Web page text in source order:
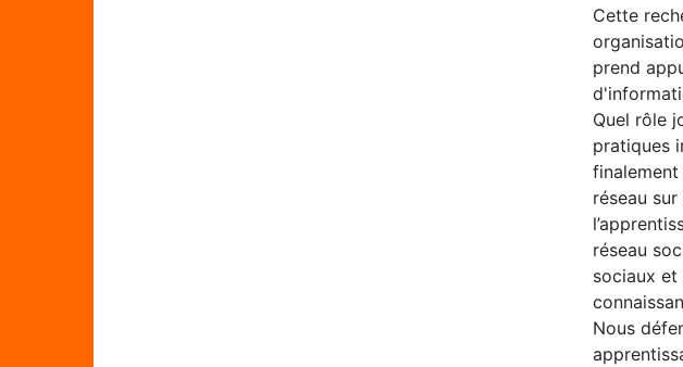
Cette
prend
Quel rôle
pratiques
réseau
réseau
sociaux
Nous